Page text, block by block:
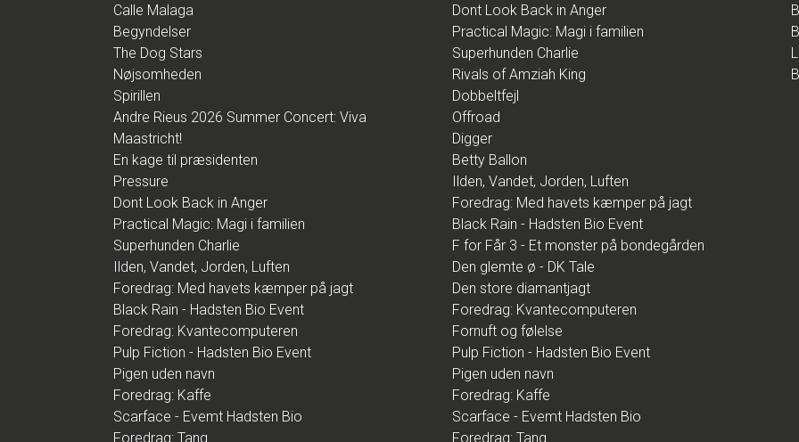
Calle Malaga
Begyndelser
The Dog Stars
Nøjsomheden
Spirillen
Andre Rieus 2026 Summer Concert: Viva
Maastricht!
En kage til præsidenten
Pressure
Dont Look Back in Anger
Practical Magic: Magi i familien
Superhunden Charlie
Ilden, Vandet, Jorden, Luften
Foredrag: Med havets kæmper på jagt
Black Rain - Hadsten Bio Event
Foredrag: Kvantecomputeren
Pulp Fiction - Hadsten Bio Event
Pigen uden navn
Foredrag: Kaffe
Scarface - Evemt Hadsten Bio
Foredrag: Tang
Dont Look Back in Anger
Practical Magic: Magi i familien
Superhunden Charlie
Rivals of Amziah King
Dobbeltfejl
Offroad
Digger
Betty Ballon
Ilden, Vandet, Jorden, Luften
Foredrag: Med havets kæmper på jagt
Black Rain - Hadsten Bio Event
F for Får 3 - Et monster på bondegården
Den glemte ø - DK Tale
Den store diamantjagt
Foredrag: Kvantecomputeren
Fornuft og følelse
Pulp Fiction - Hadsten Bio Event
Pigen uden navn
Foredrag: Kaffe
Scarface - Evemt Hadsten Bio
Foredrag: Tang